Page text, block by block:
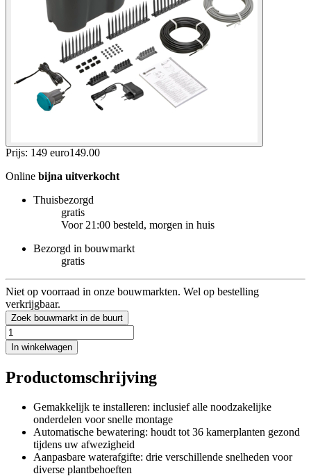
Prijs: 149 euro149.00
Online bijna uitverkocht
Thuisbezorgd
gratis
Voor 21:00 besteld, morgen in huis
Bezorgd in bouwmarkt
gratis
Niet op voorraad in onze bouwmarkten. Wel op bestelling
verkrijgbaar.
Zoek bouwmarkt in de buurt
In winkelwagen
Productomschrijving
Gemakkelijk te installeren: inclusief alle noodzakelijke
onderdelen voor snelle montage
Automatische bewatering: houdt tot 36 kamerplanten gezond
tijdens uw afwezigheid
Aanpasbare waterafgifte: drie verschillende snelheden voor
diverse plantbehoeften